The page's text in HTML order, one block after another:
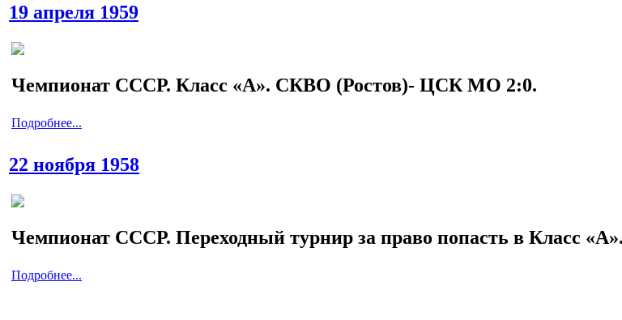
19 апреля 1959
Чемпионат СССР. Класс «А». СКВО (Ростов)- ЦСК МО 2:0.
Подробнее...
22 ноября 1958
Чемпионат СССР. Переходный турнир за право попасть в Класс
Подробнее...